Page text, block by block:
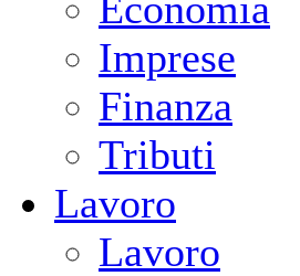
Imprese
Finanza
Tributi
Lavoro
Lavoro